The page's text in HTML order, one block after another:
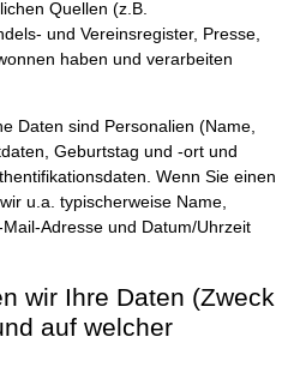
Quellen (z.B.
und Vereinsregister, Presse,
haben und verarbeiten
Daten sind Personalien (Name,
Geburtstag und -ort und
Wenn Sie einen
u.a. typischerweise Name,
Adresse und Datum/Uhrzeit
wir Ihre Daten (Zweck
auf welcher